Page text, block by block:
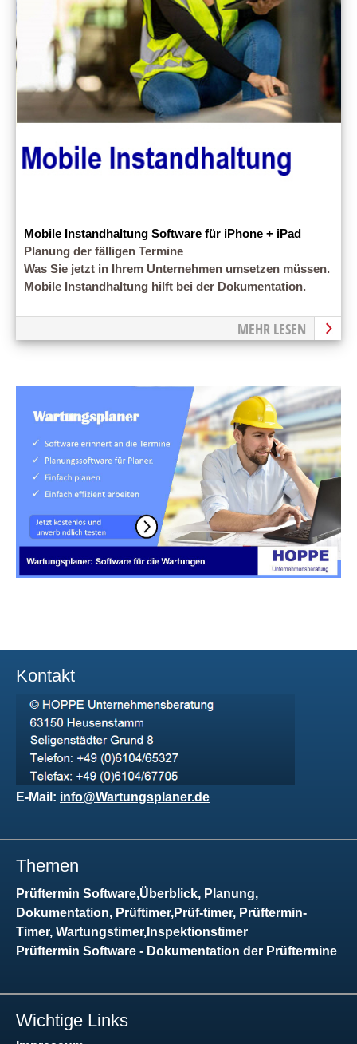
Mobile Instandhaltung Software für iPhone + iPad
Planung der fälligen Termine
Was Sie jetzt in Ihrem Unternehmen umsetzen müssen.
Mobile Instandhaltung hilft bei der Dokumentation.
MEHR LESEN
Kontakt
E-Mail: info@Wartungsplaner.de
Themen
Prüftermin Software,Überblick, Planung,
Dokumentation, Prüftimer,Prüf-timer, Prüftermin-
Timer, Wartungstimer,Inspektionstimer
Prüftermin Software - Dokumentation der Prüftermine
Wichtige Links